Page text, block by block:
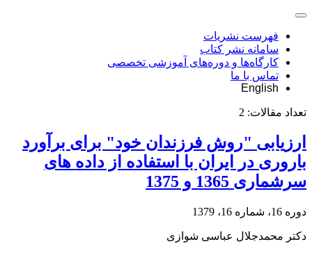
فهرست نشریات
سامانه نشر کتاب
کارگاه‌ها و دوره‌های آموزشی تخصصی
تماس با ما
English
تعداد مقالات: 2
ارزیابی "روش فرزندان خود" برای برآورد
باروری در ایران با استفاده از داده های
سرشماری 1365 و 1375
دوره 16، شماره 16، 1379
دکتر محمدجلال عباسی شوازی